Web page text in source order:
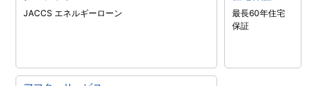
JACCS エネルギーローン
最長60年住宅
保証